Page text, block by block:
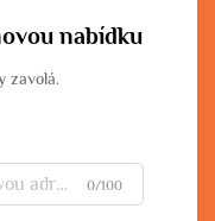
nabídku
zavolá.
0/100